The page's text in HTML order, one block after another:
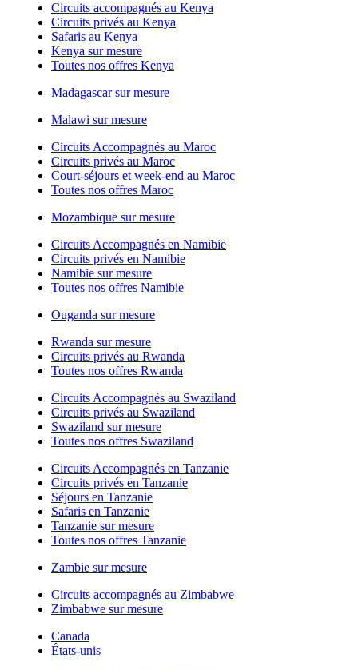
Circuits accompagnés au Kenya
Circuits privés au Kenya
Safaris au Kenya
Kenya sur mesure
Toutes nos offres Kenya
Madagascar sur mesure
Malawi sur mesure
Circuits Accompagnés au Maroc
Circuits privés au Maroc
Court-séjours et week-end au Maroc
Toutes nos offres Maroc
Mozambique sur mesure
Circuits Accompagnés en Namibie
Circuits privés en Namibie
Namibie sur mesure
Toutes nos offres Namibie
Ouganda sur mesure
Rwanda sur mesure
Circuits privés au Rwanda
Toutes nos offres Rwanda
Circuits Accompagnés au Swaziland
Circuits privés au Swaziland
Swaziland sur mesure
Toutes nos offres Swaziland
Circuits Accompagnés en Tanzanie
Circuits privés en Tanzanie
Séjours en Tanzanie
Safaris en Tanzanie
Tanzanie sur mesure
Toutes nos offres Tanzanie
Zambie sur mesure
Circuits accompagnés au Zimbabwe
Zimbabwe sur mesure
Canada
États-unis